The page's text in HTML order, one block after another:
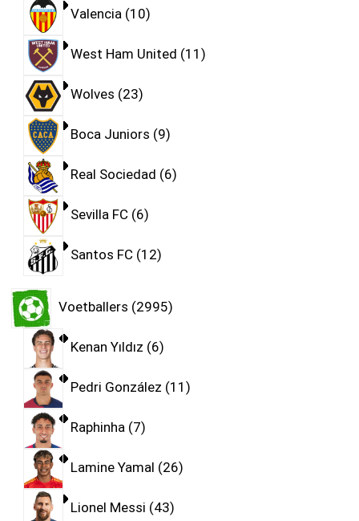
Valencia 10
West Ham United 11
Wolves 23
Boca Juniors 9
Real Sociedad 6
Sevilla FC 6
Santos FC 12
Voetballers 2995
Kenan Yıldız 6
Pedri González 11
Raphinha 7
Lamine Yamal 26
Lionel Messi 43